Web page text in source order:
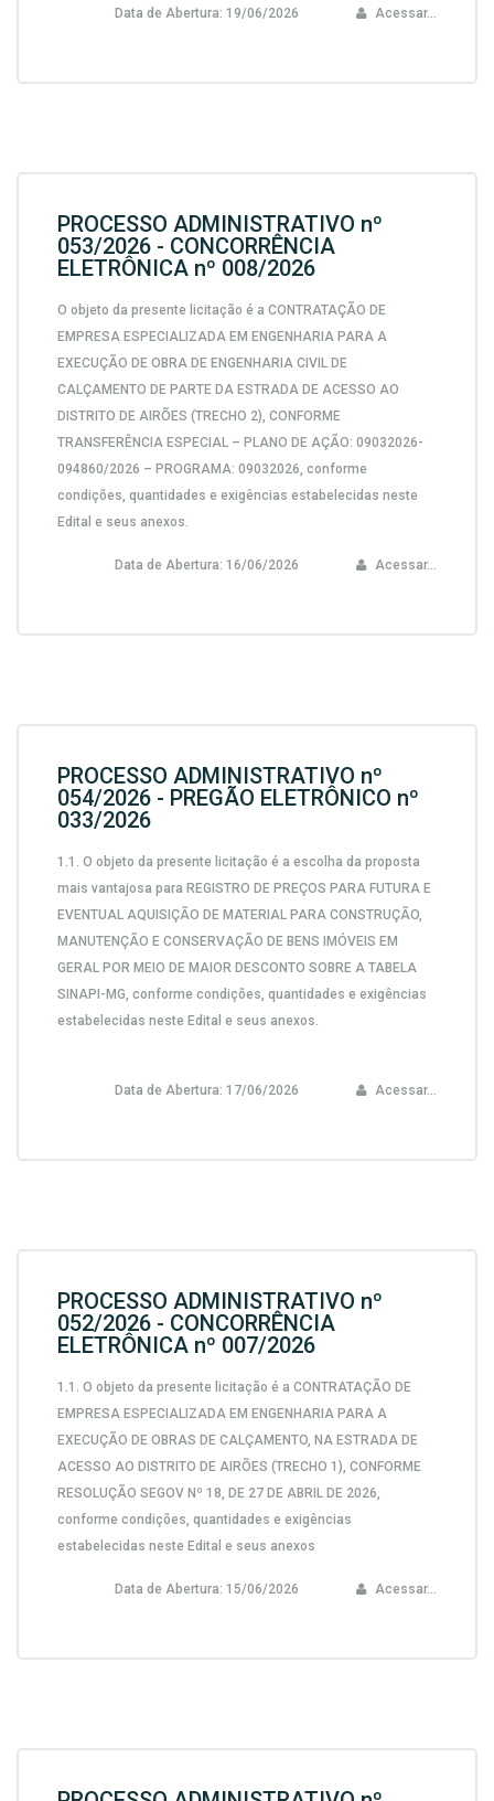
Data de Abertura: 19/06/2026 Acessar...
PROCESSO ADMINISTRATIVO nº
053/2026 - CONCORRÊNCIA
ELETRÔNICA nº 008/2026
O objeto da presente licitação é a CONTRATAÇÃO DE
EMPRESA ESPECIALIZADA EM ENGENHARIA PARA A
EXECUÇÃO DE OBRA DE ENGENHARIA CIVIL DE
CALÇAMENTO DE PARTE DA ESTRADA DE ACESSO AO
DISTRITO DE AIRÕES (TRECHO 2), CONFORME
TRANSFERÊNCIA ESPECIAL – PLANO DE AÇÃO: 09032026-
094860/2026 – PROGRAMA: 09032026, conforme
condições, quantidades e exigências estabelecidas neste
Edital e seus anexos.
Data de Abertura: 16/06/2026 Acessar...
PROCESSO ADMINISTRATIVO nº
054/2026 - PREGÃO ELETRÔNICO nº
033/2026
1.1. O objeto da presente licitação é a escolha da proposta
mais vantajosa para REGISTRO DE PREÇOS PARA FUTURA E
EVENTUAL AQUISIÇÃO DE MATERIAL PARA CONSTRUÇÃO,
MANUTENÇÃO E CONSERVAÇÃO DE BENS IMÓVEIS EM
GERAL POR MEIO DE MAIOR DESCONTO SOBRE A TABELA
SINAPI-MG, conforme condições, quantidades e exigências
estabelecidas neste Edital e seus anexos.
Data de Abertura: 17/06/2026 Acessar...
PROCESSO ADMINISTRATIVO nº
052/2026 - CONCORRÊNCIA
ELETRÔNICA nº 007/2026
1.1. O objeto da presente licitação é a CONTRATAÇÃO DE
EMPRESA ESPECIALIZADA EM ENGENHARIA PARA A
EXECUÇÃO DE OBRAS DE CALÇAMENTO, NA ESTRADA DE
ACESSO AO DISTRITO DE AIRÕES (TRECHO 1), CONFORME
RESOLUÇÃO SEGOV Nº 18, DE 27 DE ABRIL DE 2026,
conforme condições, quantidades e exigências
estabelecidas neste Edital e seus anexos
Data de Abertura: 15/06/2026 Acessar...